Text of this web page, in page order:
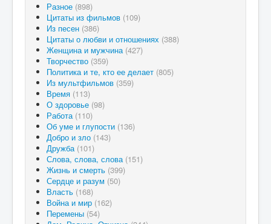
Разное (898)
Цитаты из фильмов (109)
Из песен (386)
Цитаты о любви и отношениях (388)
Женщина и мужчина (427)
Творчество (359)
Политика и те, кто ее делает (805)
Из мультфильмов (359)
Время (113)
О здоровье (98)
Работа (110)
Об уме и глупости (136)
Добро и зло (143)
Дружба (101)
Слова, слова, слова (151)
Жизнь и смерть (399)
Сердце и разум (50)
Власть (168)
Война и мир (162)
Перемены (54)